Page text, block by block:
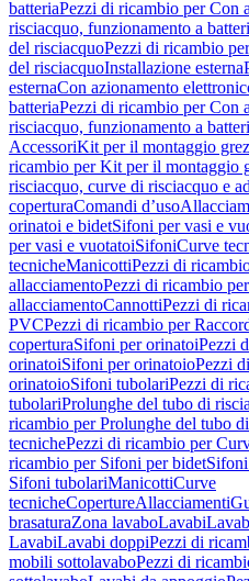
batteriaPezzi di ricambio per Con
risciacquo, funzionamento a
del risciacquoPezzi di ricambio
del risciacquoInstallazione esterna
esternaCon azionamento
batteriaPezzi di ricambio per Con
risciacquo, funzionamento a
AccessoriKit per il montaggio
ricambio per Kit per il montaggio
risciacquo, curve di risciacquo e
coperturaComandi d’uso
orinatoi e bidetSifoni per vasi e
per vasi e vuotatoiSifoniCurve
tecnicheManicottiPezzi di
allacciamentoPezzi di ricambio
allacciamentoCannottiPezzi di
PVCPezzi di ricambio per
coperturaSifoni per orinatoiPezzi
orinatoiSifoni per orinatoioPezzi
orinatoioSifoni tubolariPezzi di
tubolariProlunghe del tubo di
ricambio per Prolunghe del tubo
tecnichePezzi di ricambio per
ricambio per Sifoni per bidet
Sifoni tubolariManicottiCurve
tecnicheCopertureAllacciamenti
brasaturaZona lavaboLavabi
LavabiLavabi doppiPezzi di
mobili sottolavaboPezzi di